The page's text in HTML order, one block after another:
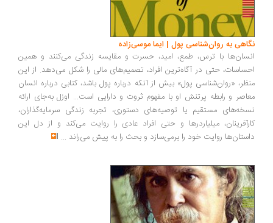
به روان‌شناسی پول | ایما موسی‌زاده
با ترس، طمع، امید، حسرت و مقایسه زندگی می‌کنند و همین
حتی در آگاه‌ترین افراد، تصمیم‌های مالی را شکل می‌دهد. از این
«روان‌شناسی پول» بیش از آنکه درباره پول باشد، کتابی درباره انسان
و رابطه پرتنش او با مفهوم ثروت و دارایی است... اوزل به‌جای ارائه
مستقیم یا توصیه‌های دستوری، تجربه زندگی سرمایه‌گذاران،
میلیاردرها و حتی افراد عادی را روایت می‌کند و از دل این
روایت خود را برمی‌سازد و بحث را به پیش می‌راند ...